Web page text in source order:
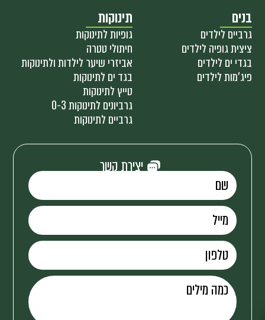
בנים
גרביים לילדים
ציצית גופיה לילדים
בגדי ים לילדים
פיג'מות לילדים
תינוקות
גופיות לתינוקות
חיתולי טטרה
אביזרי שיער לילדות ולתינוקות
בגד ים לתינוקות
טייץ לתינוקות
גרביונים לתינוקות 0-3
גרביים לתינוקות
יצירת קשר